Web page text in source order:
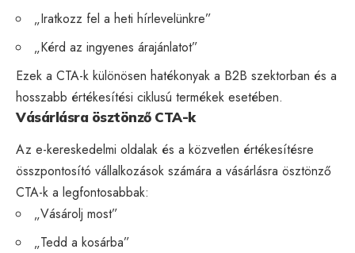
„Iratkozz fel a heti hírlevelünkre”
„Kérd az ingyenes árajánlatot”
Ezek a CTA-k különösen hatékonyak a B2B szektorban és a
hosszabb értékesítési ciklusú termékek esetében.
Vásárlásra ösztönző CTA-k
Az e-kereskedelmi oldalak és a közvetlen értékesítésre
összpontosító vállalkozások számára a vásárlásra ösztönző
CTA-k a legfontosabbak:
„Vásárolj most”
„Tedd a kosárba”